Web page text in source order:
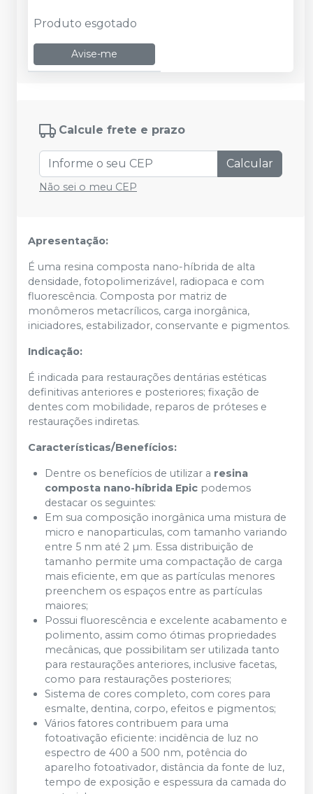
Produto esgotado
Avise-me
Calcule frete e prazo
Calcular
Não sei o meu CEP
Apresentação:
É uma resina composta nano-híbrida de alta
densidade, fotopolimerizável, radiopaca e com
fluorescência. Composta por matriz de
monômeros metacrílicos, carga inorgânica,
iniciadores, estabilizador, conservante e pigmentos.
Indicação:
É indicada para restaurações dentárias estéticas
definitivas anteriores e posteriores; fixação de
dentes com mobilidade, reparos de próteses e
restaurações indiretas.
Características/Benefícios:
Dentre os benefícios de utilizar a resina
composta nano-híbrida Epic podemos
destacar os seguintes:
Em sua composição inorgânica uma mistura de
micro e nanoparticulas, com tamanho variando
entre 5 nm até 2 µm. Essa distribuição de
tamanho permite uma compactação de carga
mais eficiente, em que as partículas menores
preenchem os espaços entre as partículas
maiores;
Possui fluorescência e excelente acabamento e
polimento, assim como ótimas propriedades
mecânicas, que possibilitam ser utilizada tanto
para restaurações anteriores, inclusive facetas,
como para restaurações posteriores;
Sistema de cores completo, com cores para
esmalte, dentina, corpo, efeitos e pigmentos;
Vários fatores contribuem para uma
fotoativação eficiente: incidência de luz no
espectro de 400 a 500 nm, potência do
aparelho fotoativador, distância da fonte de luz,
tempo de exposição e espessura da camada do